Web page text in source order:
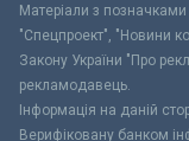
Матеріали з
"Спецпроект", "Новини
Закону України "Про
рекламодавець.
Інформація на даній
Верифіковану банком